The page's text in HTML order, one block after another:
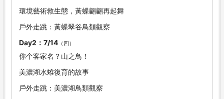
環境藝術救生態，黃蝶翩翩再起舞
戶外走跳：黃蝶翠谷鳥類觀察
Day2：7/14 （四）
你个客家名？山之鳥！
美濃湖水雉復育的故事
戶外走跳：美濃湖鳥類觀察